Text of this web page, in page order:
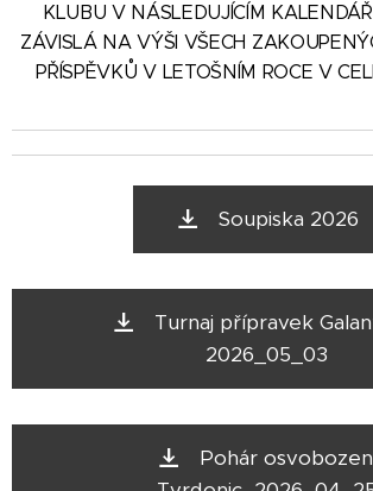
KLUBU V NÁSLEDUJÍCÍM
ZÁVISLÁ NA VÝŠI VŠECH
PŘÍSPĚVKŮ V LETOŠNÍM ROCE V
Soupiska 2026
Turnaj přípravek
2026_05_03
Pohár